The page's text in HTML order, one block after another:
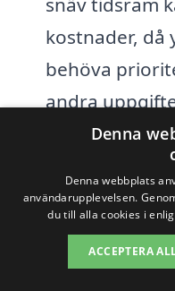
kostnader, då
behöva
andra
Det är alltid en
offerter för att få
Detta ger dig
Denna
Denna webbplats
användarupplevelsen.
du till alla cookies i
ACCEPTERA